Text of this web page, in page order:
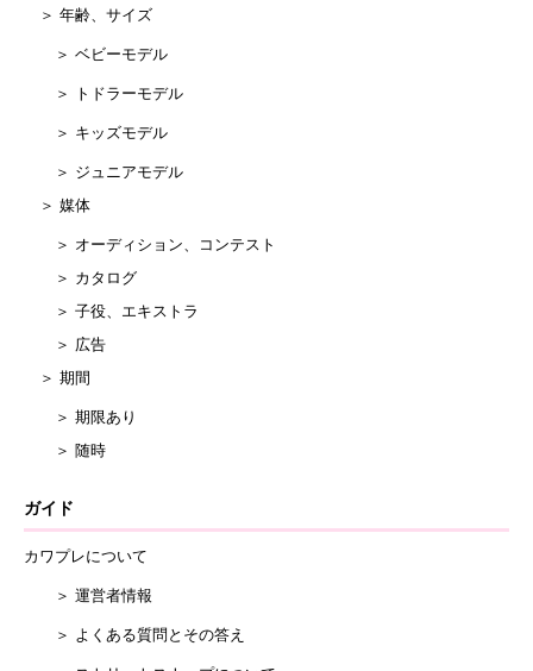
＞ 年齢、サイズ
＞ ベビーモデル
＞ トドラーモデル
＞ キッズモデル
＞ ジュニアモデル
＞ 媒体
＞ オーディション、コンテスト
＞ カタログ
＞ 子役、エキストラ
＞ 広告
＞ 期間
＞ 期限あり
＞ 随時
ガイド
カワプレについて
＞ 運営者情報
＞ よくある質問とその答え